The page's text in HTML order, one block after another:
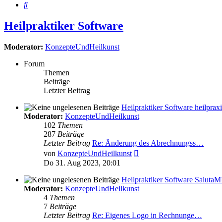
Suche
Heilpraktiker Software
Moderator: KonzepteUndHeilkunst
Forum
Themen
Beiträge
Letzter Beitrag
Heilpraktiker Software
Moderator: KonzepteUndHeilkunst
102 Themen
287 Beiträge
Letzter Beitrag Re: Änderung des Abrechnungss…
von KonzepteUndHeilkunst
Do 31. Aug 2023, 20:01
Heilpraktiker Software
Moderator: KonzepteUndHeilkunst
4 Themen
7 Beiträge
Letzter Beitrag Re: Eigenes Logo in Rechnunge…